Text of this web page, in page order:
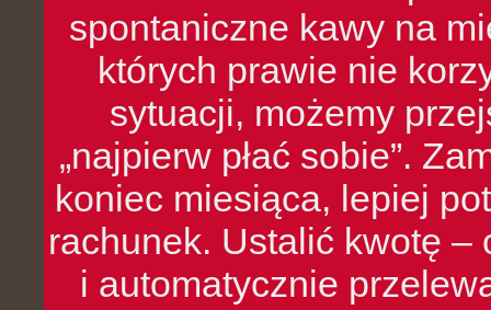
spontaniczne kawy na
których prawie nie
sytuacji, możemy
„najpierw płać sobie”.
koniec miesiąca, lepiej
rachunek. Ustalić kwotę
i automatycznie